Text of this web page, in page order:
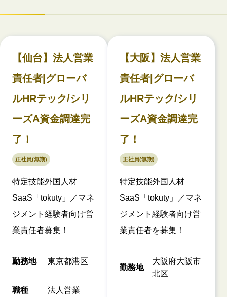
【仙台】法人営業
責任者|グローバ
ルHRテック/シリ
ーズA資金調達完
了！
正社員(無期)
特定技能外国人材
SaaS「tokuty」／マネ
ジメント経験者向け営
業責任者募集！
勤務地 東京都港区
職種 法人営業
【大阪】法人営業
責任者|グローバ
ルHRテック/シリ
ーズA資金調達完
了！
正社員(無期)
特定技能外国人材
SaaS「tokuty」／マネ
ジメント経験者向け営
業責任者を募集！
勤務地
大阪府大阪市
北区